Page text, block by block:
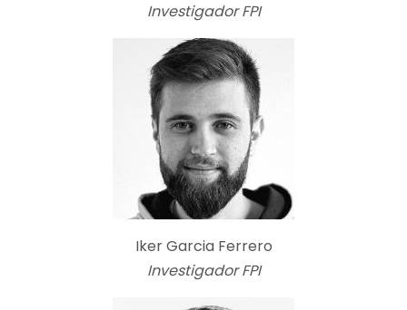
Investigador FPI
Iker Garcia Ferrero
Investigador FPI